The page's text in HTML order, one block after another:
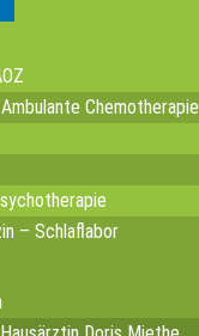
Chemotherapie
– Schlaflabor